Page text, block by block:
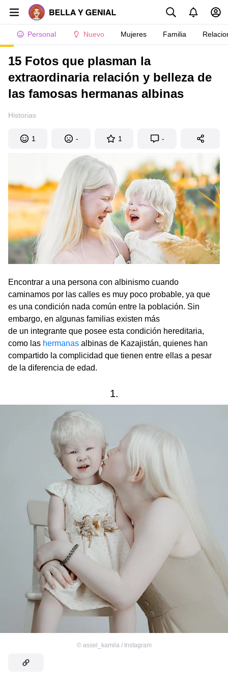
Personal Nuevo Mujeres Familia
15 Fotos que plasman la
extraordinaria relación y belleza de
las famosas hermanas albinas
Historias
1 - 1 -
Encontrar a una persona con albinismo cuando
caminamos por las calles es muy poco probable, ya que
es una condición nada común entre la población. Sin
embargo, en algunas familias existen más
de un integrante que posee esta condición hereditaria,
como las hermanas albinas de Kazajistán, quienes han
compartido la complicidad que tienen entre ellas a pesar
de la diferencia de edad.
1.
© assel_kamila / Instagram